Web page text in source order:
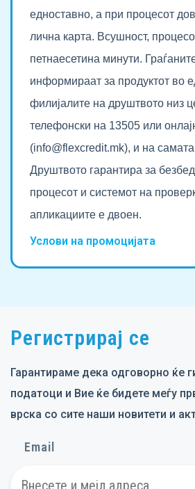
едноставно, а при процесот
лична карта. Всушност,
петнаесетина минути.
информираат за продуктот во
филијалите на друштвото низ
телефонски на 13505 или
(info@flexcredit.mk), и на
Друштвото гарантира за
процесот и системот на
апликациите е двоен.
Услови на промоцијата
Регистрирај се
Гарантираме дека одговорно ќе
податоци и Вие ќе бидете меѓу
врска со сите наши новитети и
Email